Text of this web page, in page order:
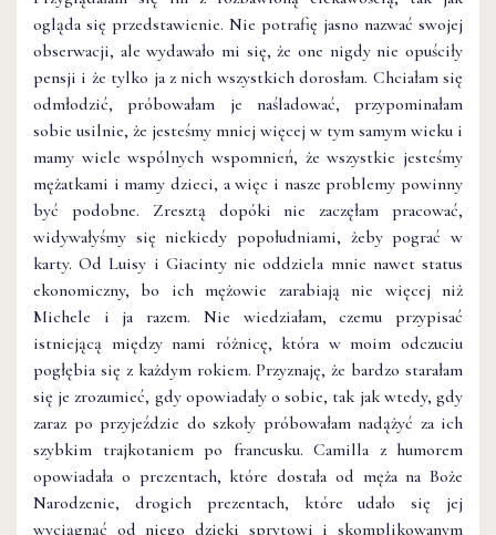
ogląda się przedstawienie. Nie potrafię jasno nazwać swojej
obserwacji, ale wydawało mi się, że one nigdy nie opuściły
pensji i że tylko ja z nich wszystkich dorosłam. Chciałam się
odmłodzić, próbowałam je naśladować, przypominałam
sobie usilnie, że jesteśmy mniej więcej w tym samym wieku i
mamy wiele wspólnych wspomnień, że wszystkie jesteśmy
mężatkami i mamy dzieci, a więc i nasze problemy powinny
być podobne. Zresztą dopóki nie zaczęłam pracować,
widywałyśmy się nie­kiedy popołudniami, żeby pograć w
karty. Od Luisy i Giacinty nie oddziela mnie nawet status
ekonomiczny, bo ich mężo­wie zarabiają nie więcej niż
Michele i ja razem. Nie wiedzia­łam, czemu przypisać
istniejącą między nami różnicę, która w moim odczuciu
pogłębia się z każdym rokiem. Przyznaję, że bardzo starałam
się je zrozumieć, gdy opowiadały o sobie, tak jak wtedy, gdy
zaraz po przyjeździe do szkoły próbowałam nadążyć za ich
szybkim trajkotaniem po francusku. Camilla z humorem
opowiadała o prezentach, które dostała od męża na Boże
Narodzenie, drogich prezentach, które udało się jej
wyciągnąć od niego dzięki sprytowi i skomplikowanym